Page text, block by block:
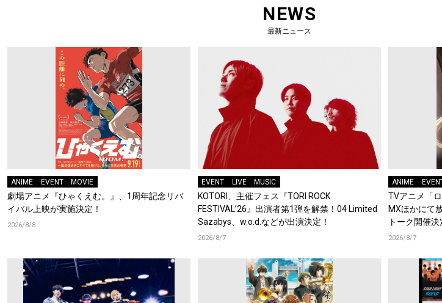
NEWS
最新ニュース
ANIME EVENT MOVIE
劇場アニメ『ひゃくえむ。』、1周年記念リバ
イバル上映が実施決定！
2026/8/8
EVENT LIVE MUSIC
KOTORI、主催フェス『TORI ROCK
FESTIVAL’26』出演者第1弾を解禁！04 Limited
Sazabys、w.o.d.などが出演決定！
2026/8/7
ANIME
TVアニメ「
MXほかにて
トーク開催
梶原岳人、堀
2026/8/7